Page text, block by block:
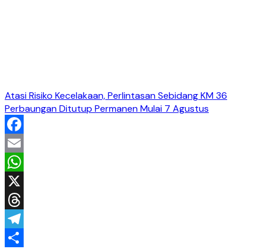
Atasi Risiko Kecelakaan, Perlintasan Sebidang KM 36
Perbaungan Ditutup Permanen Mulai 7 Agustus
Facebook
Email
WhatsApp
X
Threads
Telegram